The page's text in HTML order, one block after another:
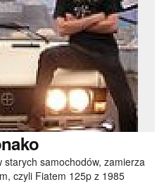
starych samochodów, zamierza
czyli Fiatem 125p z 1985